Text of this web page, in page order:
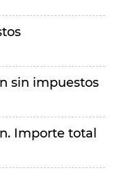
sin impuestos
Importe total